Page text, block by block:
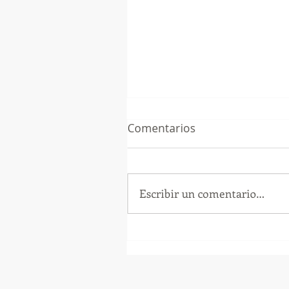
Comentarios
Escribir un comentario...